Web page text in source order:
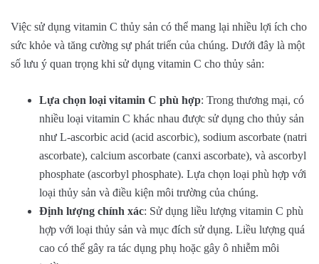
Việc sử dụng vitamin C thủy sản có thể mang lại nhiều lợi ích cho
sức khỏe và tăng cường sự phát triển của chúng. Dưới đây là một
số lưu ý quan trọng khi sử dụng vitamin C cho thủy sản:
Lựa chọn loại vitamin C phù hợp: Trong thương mại, có
nhiều loại vitamin C khác nhau được sử dụng cho thủy sản
như L-ascorbic acid (acid ascorbic), sodium ascorbate (natri
ascorbate), calcium ascorbate (canxi ascorbate), và ascorbyl
phosphate (ascorbyl phosphate). Lựa chọn loại phù hợp với
loại thủy sản và điều kiện môi trường của chúng.
Định lượng chính xác: Sử dụng liều lượng vitamin C phù
hợp với loại thủy sản và mục đích sử dụng. Liều lượng quá
cao có thể gây ra tác dụng phụ hoặc gây ô nhiễm môi